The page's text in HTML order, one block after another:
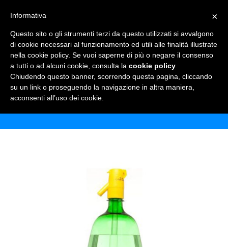
SIFONE SODA GEISER
Home Shop Acque Minerali
×
Informativa
Questo sito o gli strumenti terzi da questo utilizzati si avvalgono
di cookie necessari al funzionamento ed utili alle finalità illustrate
nella cookie policy. Se vuoi saperne di più o negare il consenso
a tutti o ad alcuni cookie, consulta la cookie policy
Chiudendo questo banner, scorrendo questa pagina, cliccando
su un link o proseguendo la navigazione in altra maniera,
acconsenti all’uso dei cookie.